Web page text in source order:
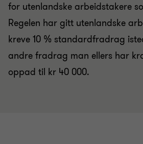
for utenlandske arbeidstakere
Regelen har gitt utenlandske
kreve 10 % standardfradrag
andre fradrag man ellers har
oppad til kr 40 000.